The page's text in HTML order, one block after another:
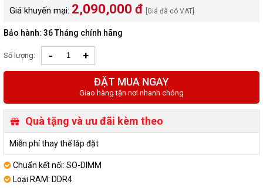
Giá khuyến mại: 2,090,000 đ [Giá đã có VAT]
Bảo hành: 36 Tháng chính hãng
Số lượng: - +
ĐẶT MUA NGAY
Giao hàng tận nơi nhanh chóng
Quà tặng và ưu đãi kèm theo
Miễn phí thay thế lắp đặt
Chuẩn kết nối: SO-DIMM
Loại RAM: DDR4